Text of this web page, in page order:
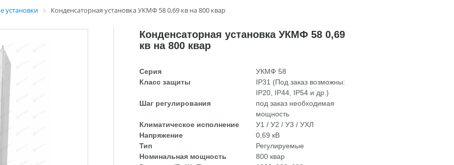
установки Конденсаторная установка УКМФ 58 0,69 кв на 800 квар
Конденсаторная установка УКМФ 58 0,69
кв на 800 квар
Серия
УКМФ 58
Класс защиты
IP31 (Под заказ возможны:
IP20, IP44, IP54 и др.)
Шаг регулирования
под заказ необходимая
мощность
Климатическое исполнение
У1 / У2 / У3 / УХЛ
Напряжение
0,69 кВ
Тип
Регулируемые
Номинальная мощность
800 квар